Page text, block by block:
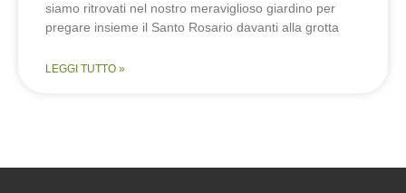
siamo ritrovati nel nostro meraviglioso giardino per
pregare insieme il Santo Rosario davanti alla grotta
LEGGI TUTTO »